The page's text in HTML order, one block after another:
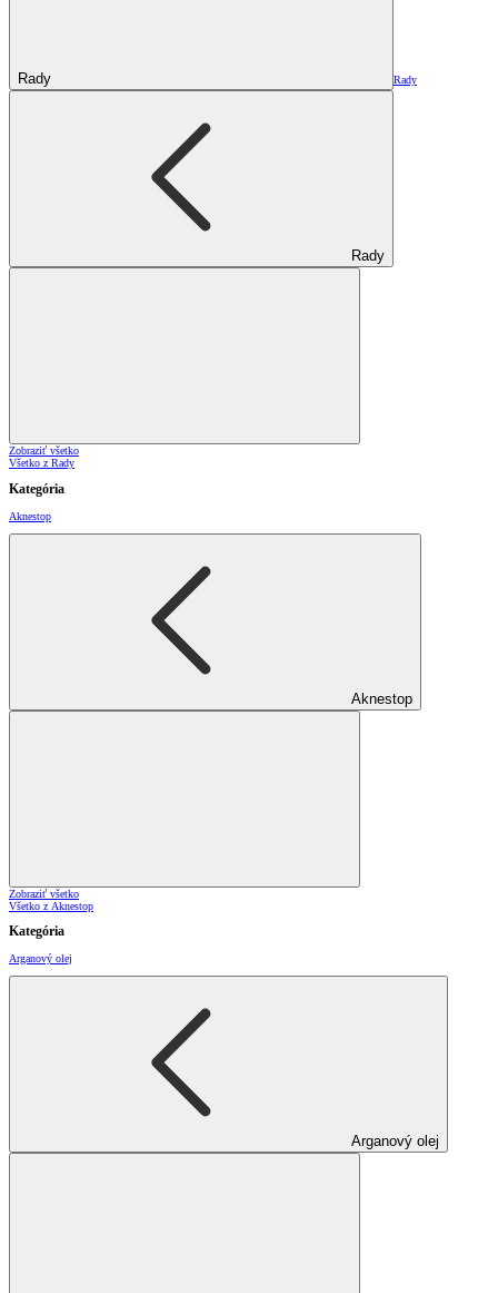
Rady Rady
Rady
Zobraziť všetko
Všetko z Rady
Kategória
Aknestop
Aknestop
Zobraziť všetko
Všetko z Aknestop
Kategória
Arganový olej
Arganový olej